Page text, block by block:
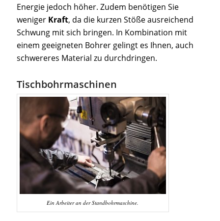
Energie jedoch höher. Zudem benötigen Sie
weniger Kraft, da die kurzen Stöße ausreichend
Schwung mit sich bringen. In Kombination mit
einem geeigneten Bohrer gelingt es Ihnen, auch
schwereres Material zu durchdringen.
Tischbohrmaschinen
Ein Arbeiter an der Standbohrmaschine.